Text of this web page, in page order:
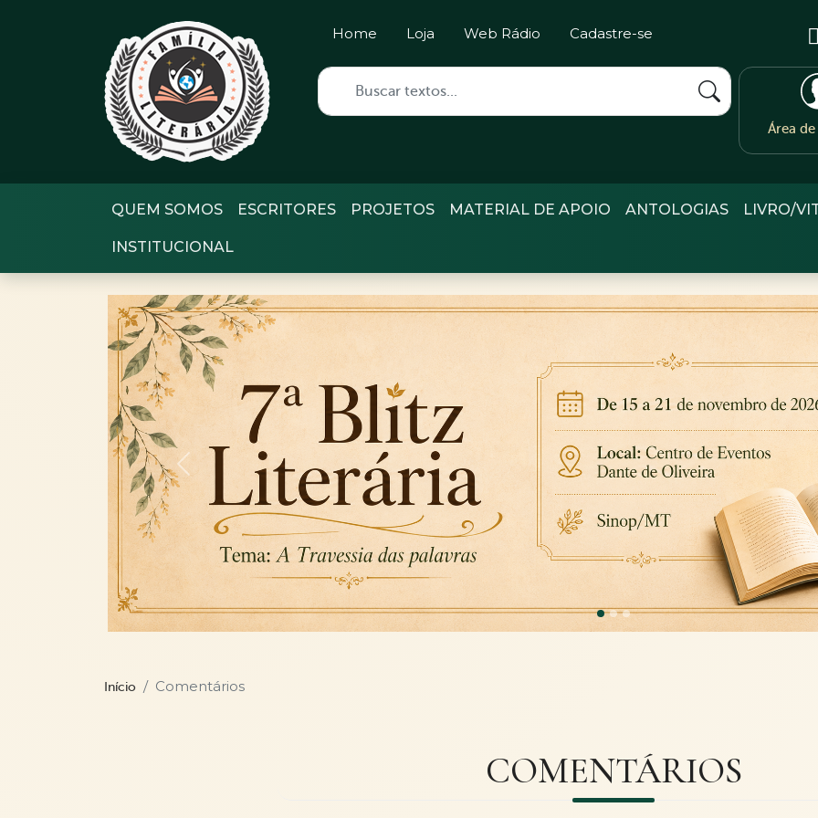
Home Loja Web Rádio Cadastre-se
Área
QUEM SOMOS ESCRITORES PROJETOS MATERIAL DE APOIO ANTOLOGIAS LIVRO/
INSTITUCIONAL
Previous
Início Comentários
COMENTÁRIOS